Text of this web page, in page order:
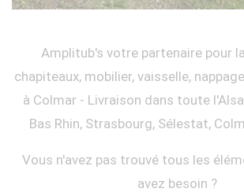
Amplitub's votre partenaire pour
chapiteaux, mobilier, vaisselle,
à Colmar - Livraison dans toute
Bas Rhin, Strasbourg, Sélestat,
Vous n'avez pas trouvé tous les
avez besoin ?